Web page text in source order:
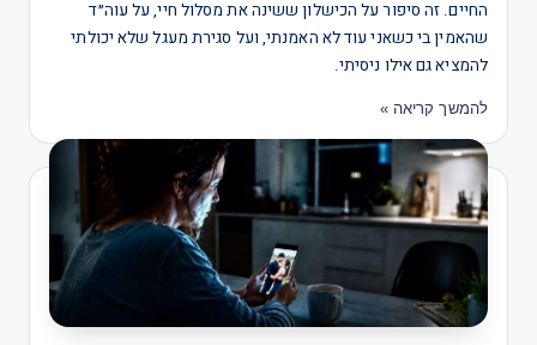
החיים. זה סיפור על הכישלון ששינה את מסלול חיי, על עוה״ד
שהאמין בי כשאני עוד לא האמנתי, ועל סגירת מעגל שלא יכולתי
להמציא גם אילו ניסיתי.
להמשך קריאה »